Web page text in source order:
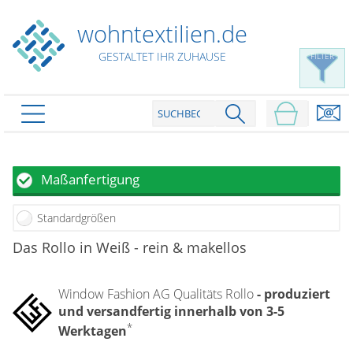
PRODUKTE
Plissee
Wabenplissees
Sonnenschutzplissees
Outdoor-Plissees
gemusterte Plissees
Rollo
Rollos nach Maß
Thermo Rollo
Doppelrollo
Klemmrollo
Dachfenster Rollo
Raffrollo Maß
Faltrollo / Raffgardinen
Flächenvorhang
wohntextilien.de
GESTALTET IHR ZUHAUSE
Maßanfertigung
Standardgrößen
FILTER
Das Rollo in Weiß - rein & makellos
Window Fashion AG Qualitäts Rollo- produziert
und versandfertig innerhalb von 3-5
Werktagen*